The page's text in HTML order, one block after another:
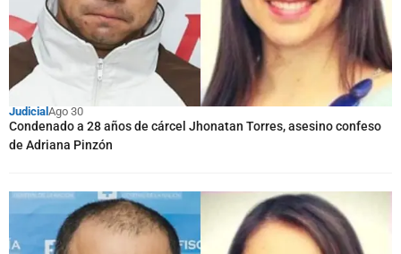
JudicialAgo 30
Condenado a 28 años de cárcel Jhonatan Torres, asesino confeso
de Adriana Pinzón